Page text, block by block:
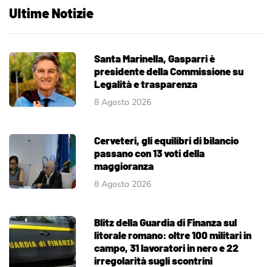
Ultime Notizie
Santa Marinella, Gasparri è
presidente della Commissione su
Legalità e trasparenza
8 Agosto 2026
Cerveteri, gli equilibri di bilancio
passano con 13 voti della
maggioranza
8 Agosto 2026
Blitz della Guardia di Finanza sul
litorale romano: oltre 100 militari in
campo, 31 lavoratori in nero e 22
irregolarità sugli scontrini